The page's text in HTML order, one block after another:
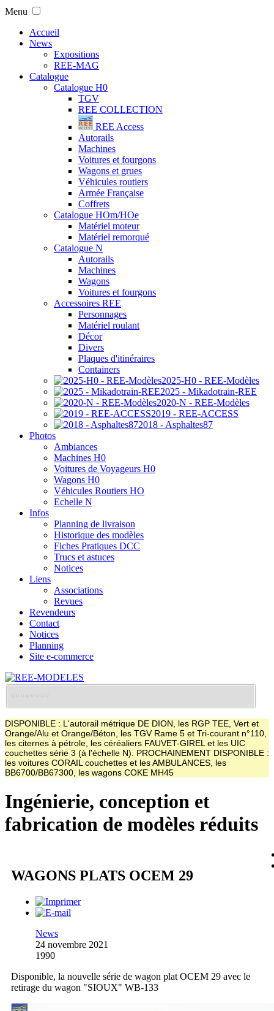
Menu
Accueil
News
Expositions
REE-MAG
Catalogue
Catalogue H0
TGV
REE COLLECTION
REE Access
Autorails
Machines
Voitures et fourgons
Wagons et grues
Véhicules routiers
Armée Française
Coffrets
Catalogue HOm/HOe
Matériel moteur
Matériel remorqué
Catalogue N
Autorails
Machines
Wagons
Voitures et fourgons
Accessoires REE
Personnages
Matériel roulant
Décor
Divers
Plaques d'itinéraires
Containers
2025-H0 - REE-Modèles
2025 - Mikadotrain-REE
2020-N - REE-Modèles
2019 - REE-ACCESS
2018 - Asphaltes87
Photos
Ambiances
Machines H0
Voitures de Voyageurs H0
Wagons H0
Véhicules Routiers HO
Echelle N
Infos
Planning de livraison
Historique des modèles
Fiches Pratiques DCC
Trucs et astuces
Notices
Liens
Associations
Revues
Revendeurs
Contact
Notices
Planning
Site e-commerce
DISPONIBLE : L'autorail métrique DE DION, les RGP TEE, Vert et
Orange/Alu et Orange/Béton, les TGV Rame 5 et Tri-courant n°110,
les citernes à pétrole, les céréaliers FAUVET-GIREL et les UIC
couchettes série 3 (à l'échelle N). PROCHAINEMENT DISPONIBLE :
les voitures CORAIL couchettes et les AMBULANCES, les
BB6700/BB67300, les wagons COKE MH45
Ingénierie, conception et
fabrication de modèles réduits
WAGONS PLATS OCEM 29
News
24 novembre 2021
1990
Disponible, la nouvelle série de wagon plat OCEM 29 avec le
retirage du wagon "SIOUX" WB-133